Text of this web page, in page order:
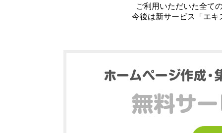
ご利用いただいた全て
今後は新サービス「エ